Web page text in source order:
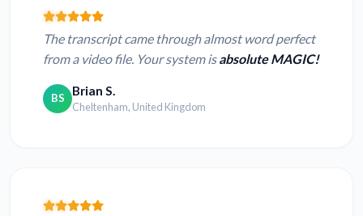
The transcript came through almost word perfect
from a video file. Your system isabsolute MAGIC!
BS Brian S.
Cheltenham, United Kingdom